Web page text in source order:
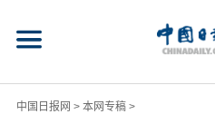
中国日报网 > 本网专稿>